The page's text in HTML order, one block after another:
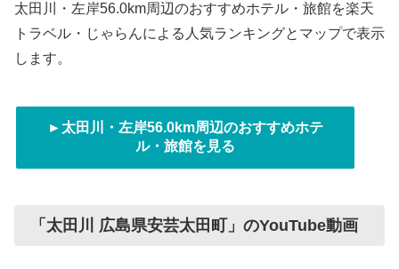
太田川・左岸56.0km周辺のおすすめホテル・旅館を楽天
トラベル・じゃらんによる人気ランキングとマップで表示
します。
►太田川・左岸56.0km周辺のおすすめホテ
ル・旅館を見る
「太田川 広島県安芸太田町」のYouTube動画